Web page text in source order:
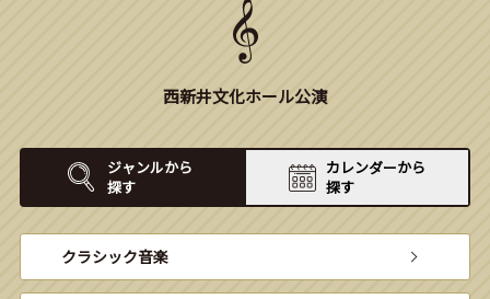
西新井文化ホール公演
ジャンルから
探す
カレンダーから
探す
クラシック音楽